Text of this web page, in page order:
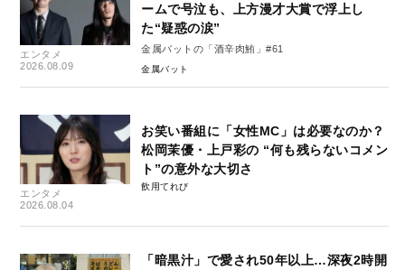
エンタメ
2026.08.09
ームで号泣も、上方漫才大賞で浮上し
た“疑惑の涙”
金属バットの「酒辛肉鮪」#61
金属バット
エンタメ
2026.08.04
お笑い番組に「女性MC」は必要なのか？
松岡茉優・上戸彩の “何も残らないコメン
ト”の意外な大切さ
飲用てれび
「暗黒汁」で愛され50年以上…深夜2時開